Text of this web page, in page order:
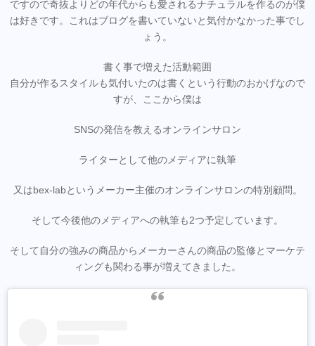
ですので奇抜よりどの年代からも愛されるナチュラルを作るのが僕
は好きです。これはブログを書いていないと気付かなかった事でし
ょう。
書く事で増えた活動範囲
自分が作るスタイルも気付いたのは書くという行動のおかげなので
すが、ここから僕は
SNSの発信を教えるオンラインサロン
ライターとして他のメディアに執筆
又はbex-labというメーカー主催のオンラインサロンの特別顧問。
そして今後他のメディアへの執筆も2つ予定しています。
そして自分の強みの商品からメーカーさんの商品の監修とマーケテ
ィングも関わる事が増えてきました。